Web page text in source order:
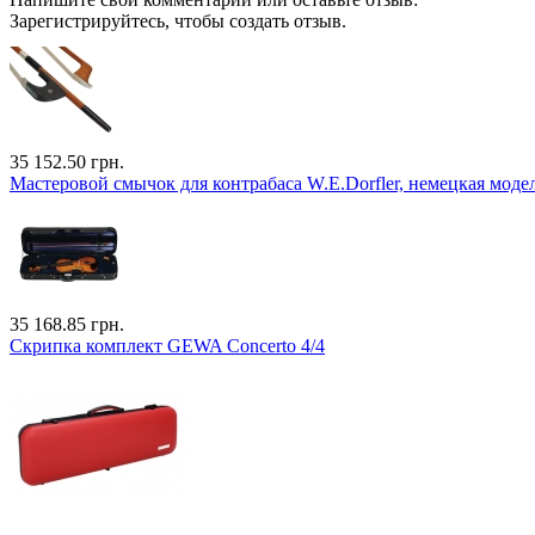
Зарегистрируйтесь, чтобы создать отзыв.
35 152.50 грн.
Мастеровой смычок для контрабаса W.E.Dorfler, немецкая
35 168.85 грн.
Скрипка комплект GEWA Concerto 4/4